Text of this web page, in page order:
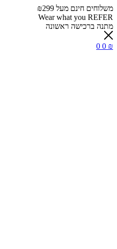
משלוחים חינם מעל ₪299
Wear what you REFER
מתנה ברכישה ראשונה
0 ₪
0